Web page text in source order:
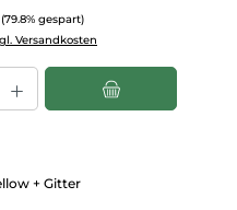
Preis:
(79.8% gespart)
Versandkosten
Wert ein oder benutze die